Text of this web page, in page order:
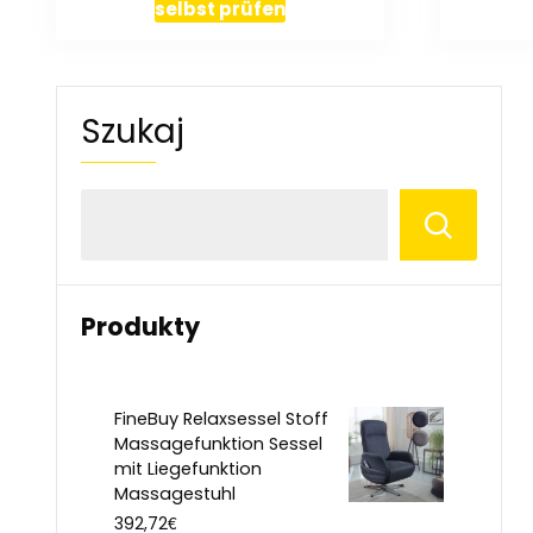
selbst prüfen
Szukaj
Produkty
FineBuy Relaxsessel Stoff
Massagefunktion Sessel
mit Liegefunktion
Massagestuhl
392,72€